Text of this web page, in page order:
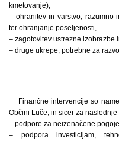
kmetovanje),
– ohranitev in varstvo, razumno
ter ohranjanje poseljenosti,
– zagotovitev ustrezne izobrazbe
– druge ukrepe, potrebne za
Finančne intervencije so
Občini Luče, in sicer za naslednje
– podpore za neizenačene
– podpora investicijam,